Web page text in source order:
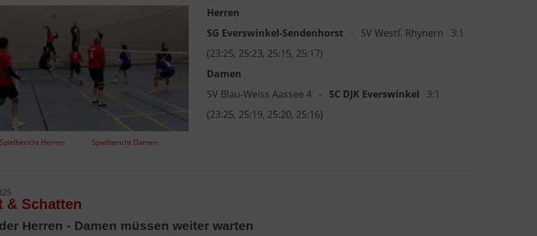
Spielbericht Herren Spielbericht Damen
Herren
SG Everswinkel-Sendenhorst- SV Westf. Rhynern 3:1
(23:25, 25:23, 25:15, 25:17)
Damen
SV Blau-Weiss Aassee 4 - SC DJK Everswinkel
3:1
(23:25, 25:19, 25:20, 25:16)
& Schatten
Herren - Damen müssen weiter warten